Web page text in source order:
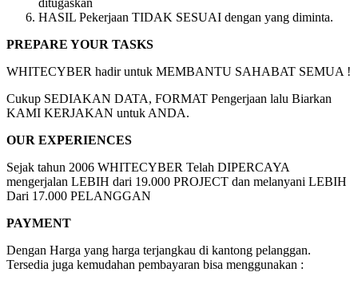
ditugaskan
HASIL Pekerjaan TIDAK SESUAI dengan yang diminta.
PREPARE YOUR TASKS
WHITECYBER hadir untuk MEMBANTU SAHABAT SEMUA !
Cukup SEDIAKAN DATA, FORMAT Pengerjaan lalu Biarkan
KAMI KERJAKAN untuk ANDA.
OUR EXPERIENCES
Sejak tahun 2006 WHITECYBER Telah DIPERCAYA
mengerjalan LEBIH dari 19.000 PROJECT dan melanyani LEBIH
Dari 17.000 PELANGGAN
PAYMENT
Dengan Harga yang harga terjangkau di kantong pelanggan.
Tersedia juga kemudahan pembayaran bisa menggunakan :